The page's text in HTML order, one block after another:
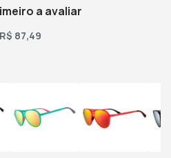
a avaliar
87,49